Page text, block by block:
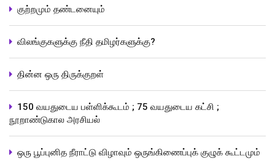
குற்றமும் தண்டனையும்
விலங்குகளுக்கு நீதி தமிழர்களுக்கு?
தின்ன ஒரு திருக்குறள்
150 வயதுடைய பள்ளிக்கூடம் ; 75 வயதுடைய கட்சி ;
நூறாண்டுகால அரசியல்
ஒரு பூப்புனித நீராட்டு விழாவும் ஒருங்கிணைப்புக் குழுக் கூட்டமும்